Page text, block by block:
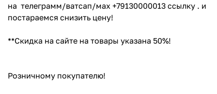
на телеграмм/ватсап/мах +79130000013 ссылку . и
постараемся снизить цену!
**Скидка на сайте на товары указана 50%!
Розничному покупателю!